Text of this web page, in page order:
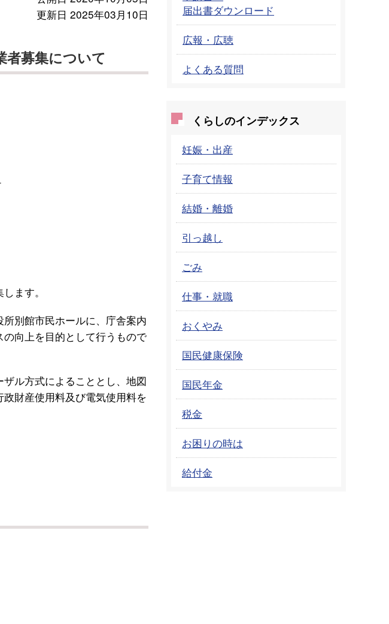
更新日 2025年03月10日
者募集について
ます。
別館市民ホールに、庁舎案内
向上を目的として行うもので
ル方式によることとし、地図
財産使用料及び電気使用料を
届出書ダウンロード
広報・広聴
よくある質問
くらしのインデックス
妊娠・出産
子育て情報
結婚・離婚
引っ越し
ごみ
仕事・就職
おくやみ
国民健康保険
国民年金
税金
お困りの時は
給付金